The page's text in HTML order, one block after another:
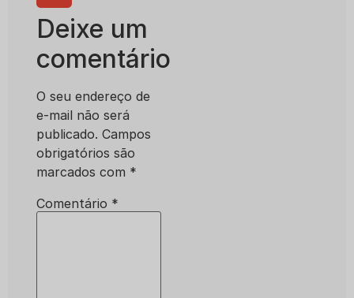
Deixe um
comentário
O seu endereço de
e-mail não será
publicado. Campos
obrigatórios são
marcados com *
Comentário *